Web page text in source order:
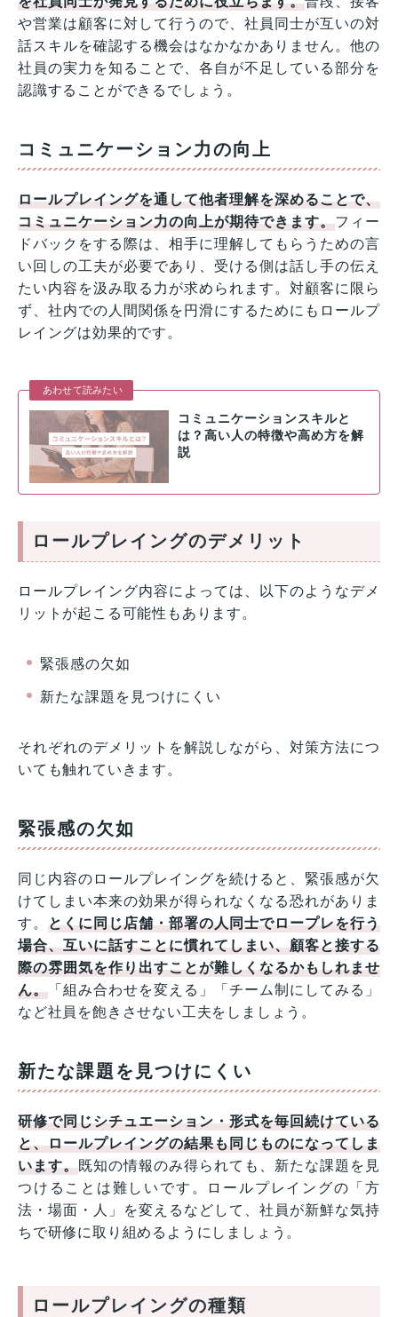
や営業は顧客に対して行うので、社員同士が互いの対
話スキルを確認する機会はなかなかありません。他の
社員の実力を知ることで、各自が不足している部分を
認識することができるでしょう。
コミュニケーション力の向上
ロールプレイングを通して他者理解を深めることで、
コミュニケーション力の向上が期待できます。フィー
ドバックをする際は、相手に理解してもらうための言
い回しの工夫が必要であり、受ける側は話し手の伝え
たい内容を汲み取る力が求められます。対顧客に限ら
ず、社内での人間関係を円滑にするためにもロールプ
レイングは効果的です。
あわせて読みたい
コミュニケーションスキルと
は？高い人の特徴や高め方を解
説
ロールプレイングのデメリット
ロールプレイング内容によっては、以下のようなデメ
リットが起こる可能性もあります。
緊張感の欠如
新たな課題を見つけにくい
それぞれのデメリットを解説しながら、対策方法につ
いても触れていきます。
緊張感の欠如
同じ内容のロールプレイングを続けると、緊張感が欠
けてしまい本来の効果が得られなくなる恐れがありま
す。とくに同じ店舗・部署の人同士でロープレを行う
場合、互いに話すことに慣れてしまい、顧客と接する
際の雰囲気を作り出すことが難しくなるかもしれませ
ん。 「組み合わせを変える」「チーム制にしてみる」
など社員を飽きさせない工夫をしましょう。
新たな課題を見つけにくい
研修で同じシチュエーション・形式を毎回続けている
と、ロールプレイングの結果も同じものになってしま
います。既知の情報のみ得られても、新たな課題を見
つけることは難しいです。ロールプレイングの「方
法・場面・人」を変えるなどして、社員が新鮮な気持
ちで研修に取り組めるようにしましょう。
ロールプレイングの種類